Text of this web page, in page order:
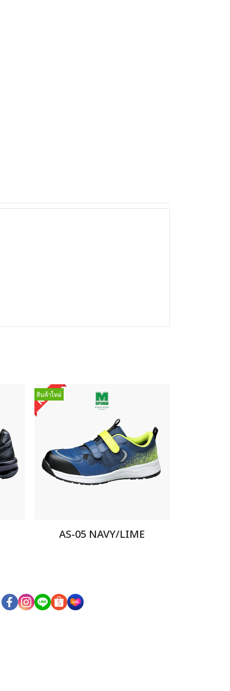
สินค้าใหม่
AS-05 NAVY/LIME